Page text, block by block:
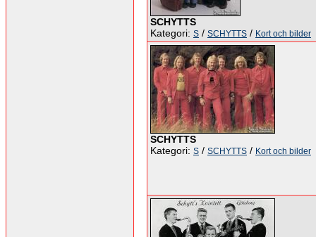
SCHYTTS
Kategori: S / SCHYTTS / Kort och bilder
SCHYTTS
Kategori: S / SCHYTTS / Kort och bilder